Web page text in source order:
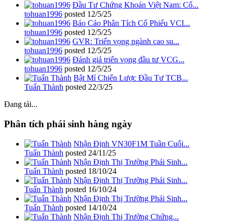
Đầu Tư Chứng Khoán Việt Nam: Cổ...
tohuan1996 posted 12/5/25
Báo Cáo Phân Tích Cổ Phiếu VCI...
tohuan1996 posted 12/5/25
GVR: Triển vọng ngành cao su...
tohuan1996 posted 12/5/25
Đánh giá triển vọng đầu tư VCG...
tohuan1996 posted 12/5/25
Bật Mí Chiến Lược Đầu Tư TCB...
Tuấn Thành posted 22/3/25
Đang tải...
Phân tích phái sinh hàng ngày
Nhận Định VN30F1M Tuần Cuối...
Tuấn Thành posted 24/11/25
Nhận Định Thị Trường Phái Sinh...
Tuấn Thành posted 18/10/24
Nhận Định Thị Trường Phái Sinh...
Tuấn Thành posted 16/10/24
Nhận Định Thị Trường Phái Sinh...
Tuấn Thành posted 14/10/24
Nhận Định Thị Trường Chứng...